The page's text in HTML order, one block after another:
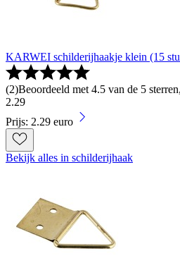
KARWEI schilderijhaakje klein (15
(2)Beoordeeld met 4.5 van de 5
2.29
Prijs: 2.29 euro
Bekijk alles in schilderijhaak